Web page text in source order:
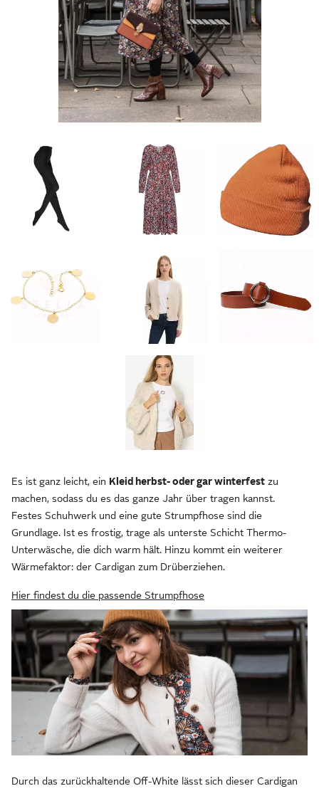
Es ist ganz leicht, ein Kleid herbst- oder gar winterfest zu
machen, sodass du es das ganze Jahr über tragen kannst.
Festes Schuhwerk und eine gute Strumpfhose sind die
Grundlage. Ist es frostig, trage als unterste Schicht Thermo-
Unterwäsche, die dich warm hält. Hinzu kommt ein weiterer
Wärmefaktor: der Cardigan zum Drüberziehen.
Hier findest du die passende Strumpfhose
Durch das zurückhaltende Off-White lässt sich dieser Cardigan